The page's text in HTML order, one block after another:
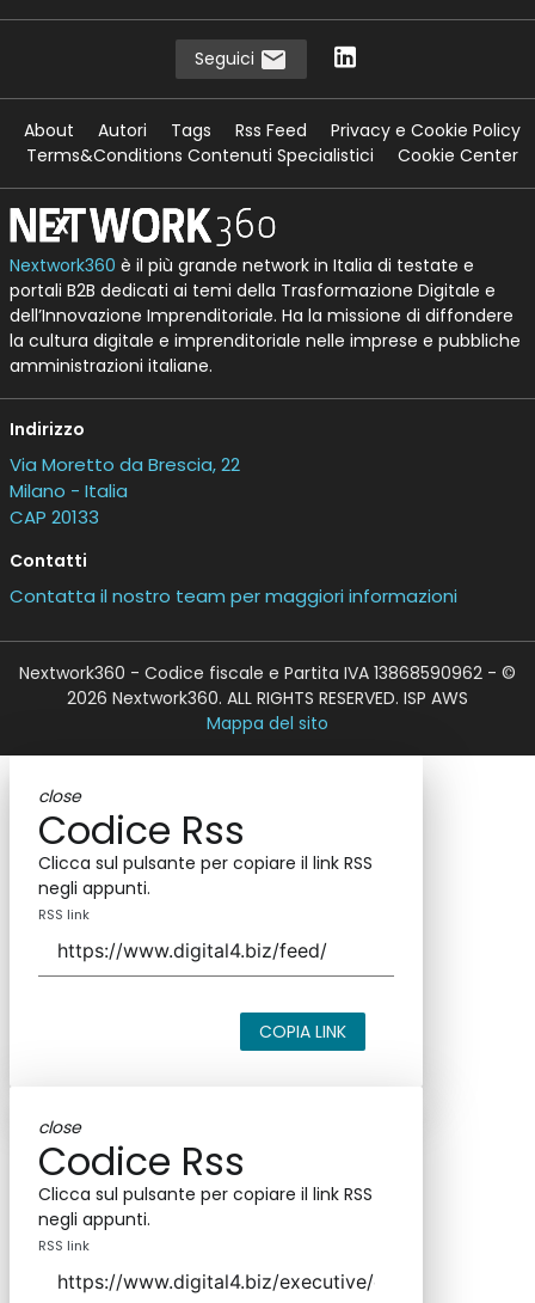
Seguici
About Autori Tags Rss Feed
Privacy e Cookie Policy
Terms&Conditions Contenuti Specialistici
Cookie Center
Nextwork360 è il più grande network in Italia di testate e
portali B2B dedicati ai temi della Trasformazione Digitale e
dell’Innovazione Imprenditoriale. Ha la missione di diffondere
la cultura digitale e imprenditoriale nelle imprese e pubbliche
amministrazioni italiane.
Indirizzo
Via Moretto da Brescia, 22
Milano - Italia
CAP 20133
Contatti
Contatta il nostro team per maggiori informazioni
Nextwork360 - Codice fiscale e Partita IVA 13868590962 - ©
2026 Nextwork360. ALL RIGHTS RESERVED. ISP AWS
Mappa del sito
close
Codice Rss
Clicca sul pulsante per copiare il link RSS
negli appunti.
RSS link
COPIA LINK
close
Codice Rss
Clicca sul pulsante per copiare il link RSS
negli appunti.
RSS link